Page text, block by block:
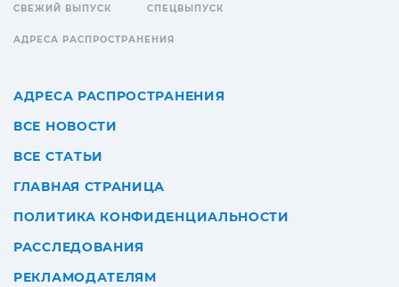
СВЕЖИЙ ВЫПУСК СПЕЦВЫПУСК
АДРЕСА РАСПРОСТРАНЕНИЯ
АДРЕСА РАСПРОСТРАНЕНИЯ
ВСЕ НОВОСТИ
ВСЕ СТАТЬИ
ГЛАВНАЯ СТРАНИЦА
ПОЛИТИКА КОНФИДЕНЦИАЛЬНОСТИ
РАССЛЕДОВАНИЯ
РЕКЛАМОДАТЕЛЯМ